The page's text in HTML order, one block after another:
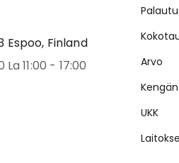
Finland
11:00 - 17:00
Arvo
UKK